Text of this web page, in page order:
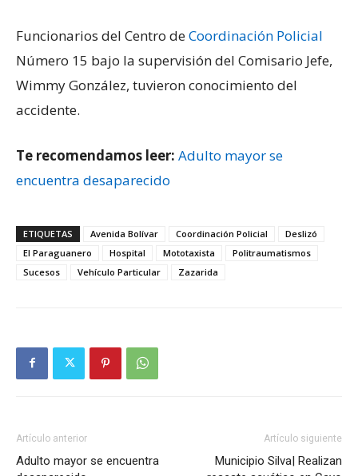
Funcionarios del Centro deCoordinación Policial
Número 15 bajo la supervisión del Comisario Jefe,
Wimmy González, tuvieron conocimiento del
accidente.
Te recomendamos leer: Adulto mayor se
encuentra desaparecido
ETIQUETAS Avenida Bolívar Coordinación Policial
Deslizó
El Paraguanero
Hospital Mototaxista
Politraumatismos
Sucesos
Vehículo Particular Zazarida
Artículo anterior
Adulto mayor se encuentra
Artículo siguiente
Municipio Silva| Realizan